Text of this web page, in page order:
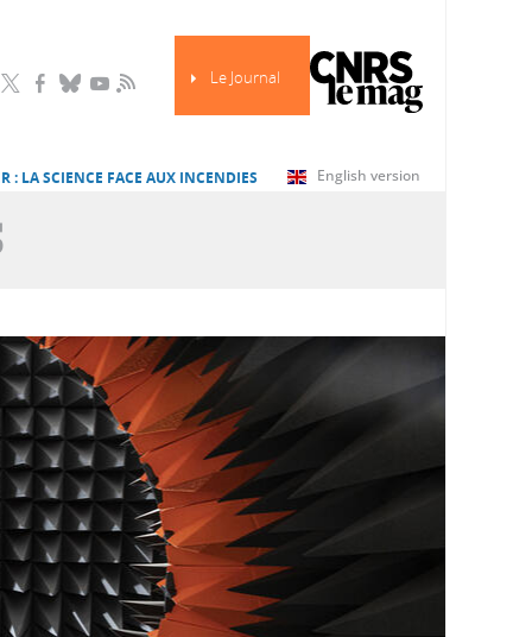
Le Journal
RSS
English version
: LA SCIENCE FACE AUX INCENDIES